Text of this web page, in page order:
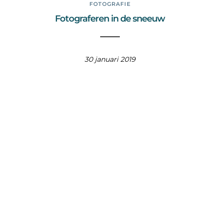
FOTOGRAFIE
Fotograferen in de sneeuw
30 januari 2019